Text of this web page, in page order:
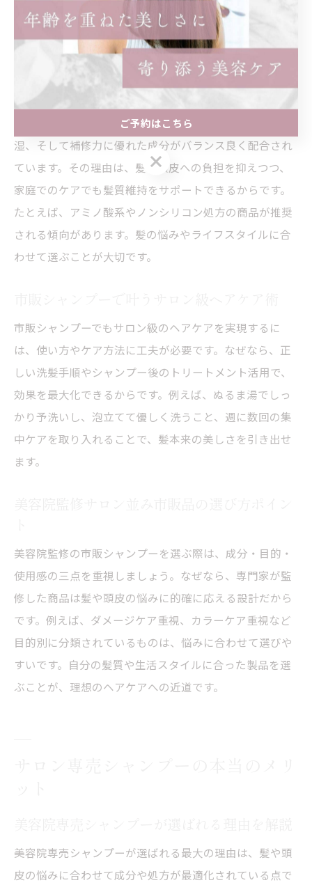
髪質改善やダメージ補修など、目的別に特化した処方が
特徴です。市販品は万人向けですが、専売品は個別の悩
みにより細かく対応できる点が大きな違いです。
美容院がすすめる市販シャンプーの特徴
美容院がすすめる市販シャンプーには、低刺激かつ高保
湿、そして補修力に優れた成分がバランス良く配合され
ています。その理由は、髪や頭皮への負担を抑えつつ、
家庭でのケアでも髪質維持をサポートできるからです。
たとえば、アミノ酸系やノンシリコン処方の商品が推奨
される傾向があります。髪の悩みやライフスタイルに合
わせて選ぶことが大切です。
市販シャンプーでもサロン級のヘアケアを実現するに
は、使い方やケア方法に工夫が必要です。なぜなら、正
しい洗髪手順やシャンプー後のトリートメント活用で、
効果を最大化できるからです。例えば、ぬるま湯でしっ
かり予洗いし、泡立てて優しく洗うこと、週に数回の集
中ケアを取り入れることで、髪本来の美しさを引き出せ
ます。
美容院監修の市販シャンプーを選ぶ際は、成分・目的・
使用感の三点を重視しましょう。なぜなら、専門家が監
修した商品は髪や頭皮の悩みに的確に応える設計だから
です。例えば、ダメージケア重視、カラーケア重視など
目的別に分類されているものは、悩みに合わせて選びや
すいです。自分の髪質や生活スタイルに合った製品を選
ぶことが、理想のヘアケアへの近道です。
美容院専売シャンプーが選ばれる最大の理由は、髪や頭
皮の悩みに合わせて成分や処方が最適化されている点で
ご予約はこちら
ご予約はこちら